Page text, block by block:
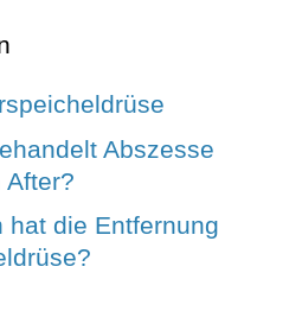
Abszesse
After?
hat die Entfernung